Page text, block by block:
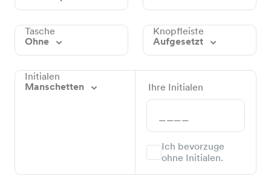
Tasche
Ohne
Knopfleiste
Aufgesetzt
Initialen
Manschetten
Ihre Initialen
Ich bevorzuge
ohne Initialen.